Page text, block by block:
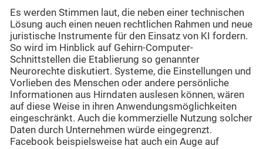
Es werden Stimmen laut, die neben einer technischen
Lösung auch einen neuen rechtlichen Rahmen und neue
juristische Instrumente für den Einsatz von KI fordern.
So wird im Hinblick auf Gehirn-Computer-
Schnittstellen die Etablierung so genannter
Neurorechte diskutiert. Systeme, die Einstellungen und
Vorlieben des Menschen oder andere persönliche
Informationen aus Hirndaten auslesen können, wären
auf diese Weise in ihren Anwendungsmöglichkeiten
eingeschränkt. Auch die kommerzielle Nutzung solcher
Daten durch Unternehmen würde eingegrenzt.
Facebook beispielsweise hat auch ein Auge auf